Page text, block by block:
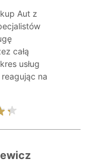
Aut z
całą
usług
na